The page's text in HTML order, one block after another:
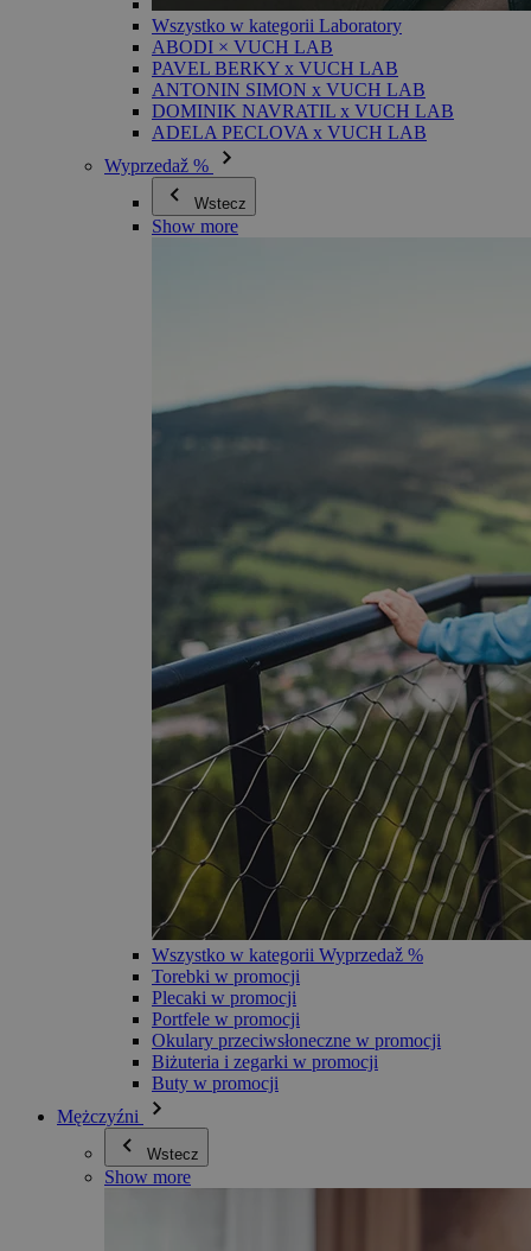
Wszystko w kategorii Laboratory
ABODI × VUCH LAB
PAVEL BERKY x VUCH LAB
ANTONIN SIMON x VUCH LAB
DOMINIK NAVRATIL x VUCH LAB
ADELA PECLOVA x VUCH LAB
Wyprzedaž %
Wstecz
Show more
Wszystko w kategorii Wyprzedaž %
Torebki w promocji
Plecaki w promocji
Portfele w promocji
Okulary przeciwsłoneczne w promocji
Biżuteria i zegarki w promocji
Buty w promocji
Mężczyźni
Wstecz
Show more